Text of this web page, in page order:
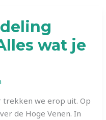
wat je
trekken we erop uit. Op
de Hoge Venen. In